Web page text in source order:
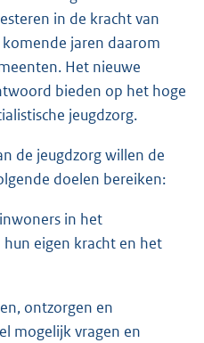
in de kracht van
jaren daarom
Het nieuwe
bieden op het hoge
jeugdzorg.
de jeugdzorg willen de
doelen bereiken:
in het
eigen kracht en het
ontzorgen en
mogelijk vragen en